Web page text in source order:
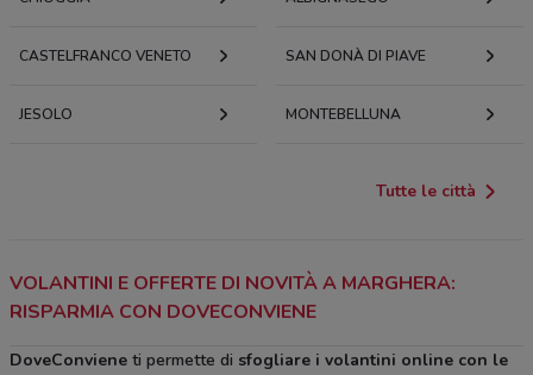
CASTELFRANCO VENETO SAN DONÀ DI PIAVE
JESOLO MONTEBELLUNA
Tutte le città
VOLANTINI E OFFERTE DI NOVITÀ A MARGHERA:
RISPARMIA CON DOVECONVIENE
DoveConviene ti permette di sfogliare i volantini online con le